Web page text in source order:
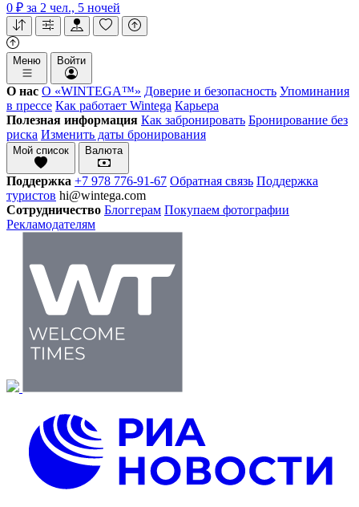
0 ₽ за 2 чел., 5 ночей
Меню Войти
О нас О «WINTEGA™» Доверие и безопасность Упоминания
в прессе Как работает Wintega Карьера
Полезная информация Как забронировать Бронирование без
риска Изменить даты бронирования
Мой список Валюта
Поддержка +7 978 776-91-67 Обратная связь Поддержка
туристов hi@wintega.com
Сотрудничество Блоггерам Покупаем фотографии
Рекламодателям